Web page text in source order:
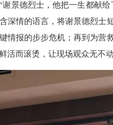
谢景德烈士，他把一生都献
深情的语言，将谢景德烈士
情报的步步危机；再到为营
活而滚烫，让现场观众无不动